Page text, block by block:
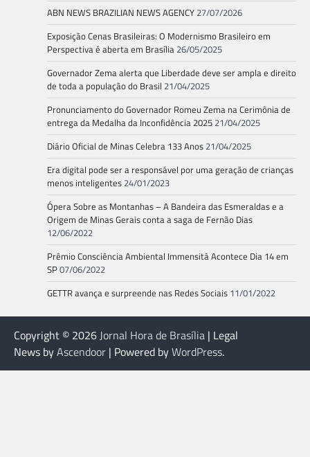
ABN NEWS BRAZILIAN NEWS AGENCY 27/07/2026
Exposição Cenas Brasileiras: O Modernismo Brasileiro em
Perspectiva é aberta em Brasília 26/05/2025
Governador Zema alerta que Liberdade deve ser ampla e direito
de toda a população do Brasil 21/04/2025
Pronunciamento do Governador Romeu Zema na Cerimônia de
entrega da Medalha da Inconfidência 2025 21/04/2025
Diário Oficial de Minas Celebra 133 Anos 21/04/2025
Era digital pode ser a responsável por uma geração de crianças
menos inteligentes 24/01/2023
Ópera Sobre as Montanhas – A Bandeira das Esmeraldas e a
Origem de Minas Gerais conta a saga de Fernão Dias
12/06/2022
Prêmio Consciência Ambiental Immensità Acontece Dia 14 em
SP07/06/2022
GETTR avança e surpreende nas Redes Sociais 11/01/2022
Copyright © 2026Jornal Hora de Brasília | Legal
News byAscendoor | Powered byWordPress.